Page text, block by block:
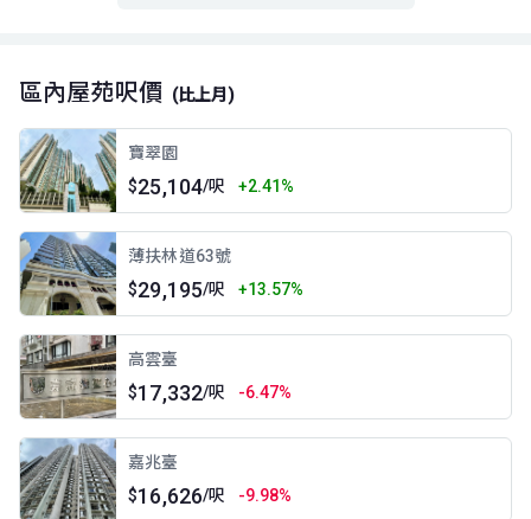
區內屋苑呎價 (比上月)
寶翠園
$25,104/呎 +2.41%
薄扶林道63號
$29,195/呎 +13.57%
高雲臺
$17,332/呎 -6.47%
嘉兆臺
$16,626/呎 -9.98%